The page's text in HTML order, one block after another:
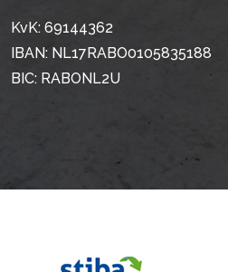
KvK: 69144362
IBAN: NL17RABO0105835188
BIC: RABONL2U